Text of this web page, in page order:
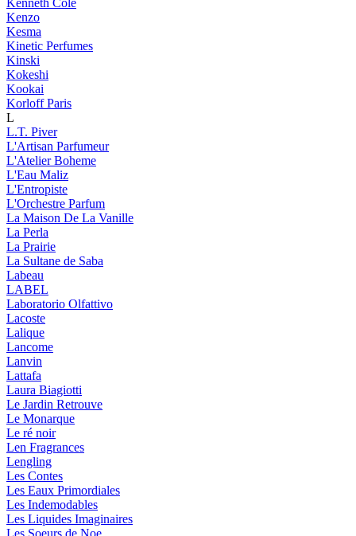
Kenneth Cole
Kenzo
Kesma
Kinetic Perfumes
Kinski
Kokeshi
Kookai
Korloff Paris
L
L.T. Piver
L'Artisan Parfumeur
L'Atelier Boheme
L'Eau Maliz
L'Entropiste
L'Orchestre Parfum
La Maison De La Vanille
La Perla
La Prairie
La Sultane de Saba
Labeau
LABEL
Laboratorio Olfattivo
Lacoste
Lalique
Lancome
Lanvin
Lattafa
Laura Biagiotti
Le Jardin Retrouve
Le Monarque
Le ré noir
Len Fragrances
Lengling
Les Contes
Les Eaux Primordiales
Les Indemodables
Les Liquides Imaginaires
Les Soeurs de Noe